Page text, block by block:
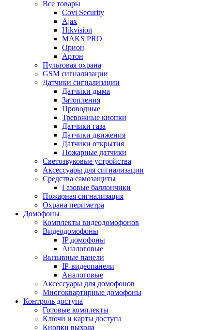
Все товары
Covi Security
Ajax
Hikvision
MAKS PRO
Орион
Артон
Пультовая охрана
GSM сигнализации
Датчики сигнализации
Датчики дыма
Затопления
Проводные
Тревожные кнопки
Датчики газа
Датчики движения
Датчики открытия
Пожарные датчики
Светозвуковые устройства
Аксессуары для сигнализации
Средства самозащиты
Газовые баллончики
Пожарная сигнализация
Охрана периметра
Домофоны
Комплекты видеодомофонов
Видеодомофоны
IP домофоны
Аналоговые
Вызывные панели
IP-видеопанели
Аналоговые
Аксессуары для домофонов
Многоквартирные домофоны
Контроль доступа
Готовые комплекты
Ключи и карты доступа
Кнопки выхода